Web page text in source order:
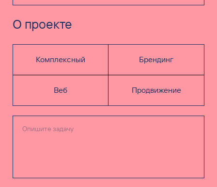
О проекте
Комплексный Брендинг
Веб Продвижение